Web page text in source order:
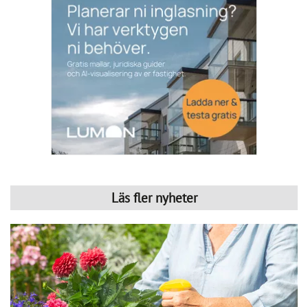
Bekämpa skadedjur – skona nyttodjur
Publicerad : 5 aug. 2026, 06:44
Bekämpa skadedjur – skona
Sugande skadedjur på växter inomhus och i
trädgården kan bekämpas effektivt.
Den aktiva substansen i det högeffektiva växtskyddsmedlet
Neudosan AF Bladlus Effekt är naturligt kaliumtvål. Det
bekämpar skadedjur på ett tillförlitligt sätt, men skonar